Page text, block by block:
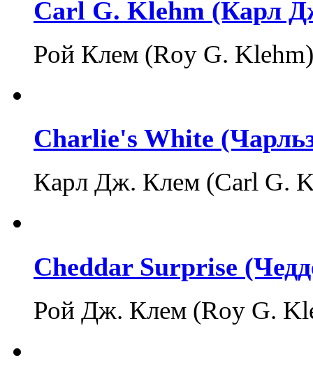
Carl G. Klehm (Карл
Рой Клем (Roy G.
Charlie's White
Карл Дж. Клем (Carl G.
Cheddar Surprise
Рой Дж. Клем (Roy G.